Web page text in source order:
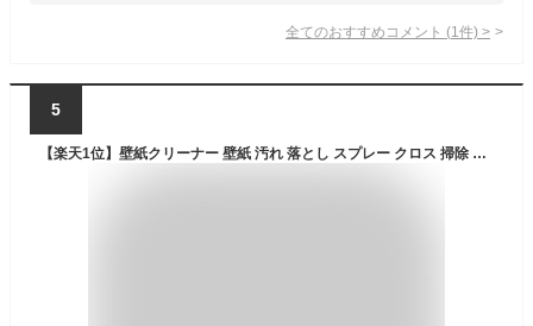
全てのおすすめコメント (1 件) >
5
【楽天1位】壁紙クリーナー 壁紙 汚れ 落とし スプレー クロス 掃除 洗剤 ヤニ 黄ばみ 黒ずみ 手垢 落書き 日本製 泡タイプ 密着泡 無臭 天然由来 賃貸 原状回復 自分で 業者いらず 簡単掃除 時短 入居前掃除 引越し準備 壁紙リセット 最強クラス 強力洗浄 壁紙洗剤